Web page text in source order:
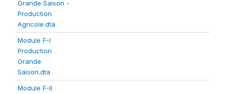
Grande Saison -
Production
Agricole.dta
Module F-I
Production
Grande
Saison.dta
Module F-II